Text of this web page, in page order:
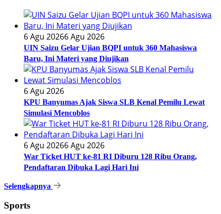
6 Agu 20266 Agu 2026
UIN Saizu Gelar Ujian BQPI untuk 360 Mahasiswa
Baru, Ini Materi yang Diujikan
6 Agu 2026
KPU Banyumas Ajak Siswa SLB Kenal Pemilu Lewat
Simulasi Mencoblos
6 Agu 20266 Agu 2026
War Ticket HUT ke-81 RI Diburu 128 Ribu Orang,
Pendaftaran Dibuka Lagi Hari Ini
Selengkapnya
Sports